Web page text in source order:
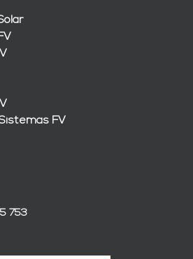
FV
753